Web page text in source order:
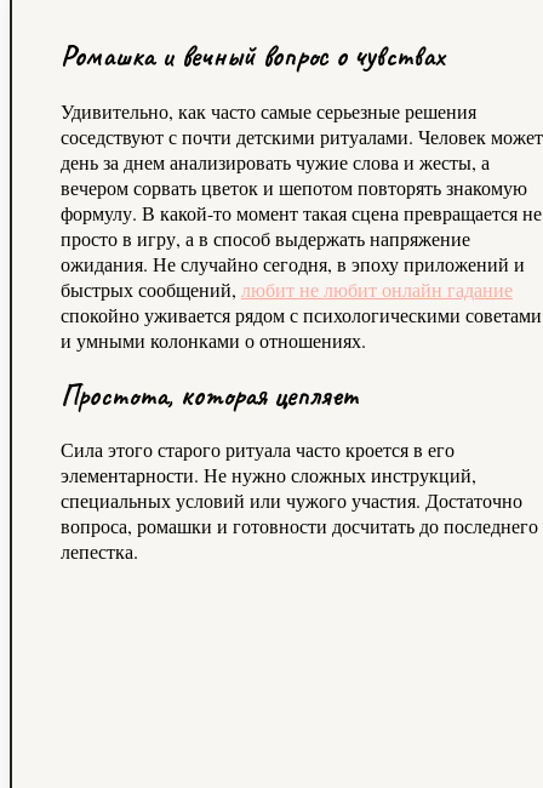
Ромашка и вечный вопрос о чувствах
Удивительно, как часто самые серьезные решения
соседствуют с почти детскими ритуалами. Человек может
день за днем анализировать чужие слова и жесты, а
вечером сорвать цветок и шепотом повторять знакомую
формулу. В какой-то момент такая сцена превращается не
просто в игру, а в способ выдержать напряжение
ожидания. Не случайно сегодня, в эпоху приложений и
быстрых сообщений, любит не любит онлайн гадание
спокойно уживается рядом с психологическими советами
и умными колонками о отношениях.
Простота, которая цепляет
Сила этого старого ритуала часто кроется в его
элементарности. Не нужно сложных инструкций,
специальных условий или чужого участия. Достаточно
вопроса, ромашки и готовности досчитать до последнего
лепестка.